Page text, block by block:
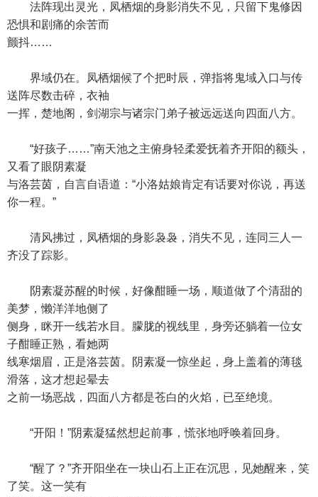
法阵现出灵光，凤栖烟的身影消失不见，只留下鬼修因
恐惧和剧痛的余苦而
颤抖……
界域仍在。凤栖烟候了个把时辰，弹指将鬼域入口与传
送阵尽数击碎，衣袖
一挥，楚地阁，剑湖宗与诸宗门弟子被远远送向四面八方。
“好孩子……”南天池之主俯身轻柔爱抚着齐开阳的额头，
又看了眼阴素凝
与洛芸茵，自言自语道：“小洛姑娘肯定有话要对你说，再送
你一程。”
清风拂过，凤栖烟的身影袅袅，消失不见，连同三人一
齐没了踪影。
阴素凝苏醒的时候，好像酣睡一场，顺道做了个清甜的
美梦，懒洋洋地侧了
侧身，眯开一线若水目。朦胧的视线里，身旁还躺着一位女
子酣睡正熟，看她两
线寒烟眉，正是洛芸茵。阴素凝一惊坐起，身上盖着的薄毯
滑落，这才想起晕去
之前一场恶战，四面八方都是苍白的火焰，已至绝境。
“开阳！”阴素凝猛然想起前事，慌张地呼唤着回身。
“醒了？”齐开阳坐在一块山石上正在沉思，见她醒来，笑
了笑。这一笑有